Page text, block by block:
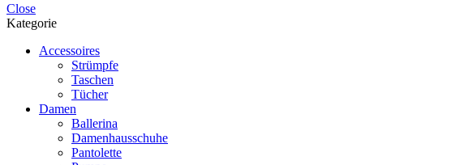
Close
Kategorie
Accessoires
Strümpfe
Taschen
Tücher
Damen
Ballerina
Damenhausschuhe
Pantolette